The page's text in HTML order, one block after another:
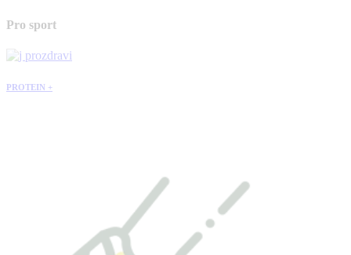
Pro sport
PROTEIN +